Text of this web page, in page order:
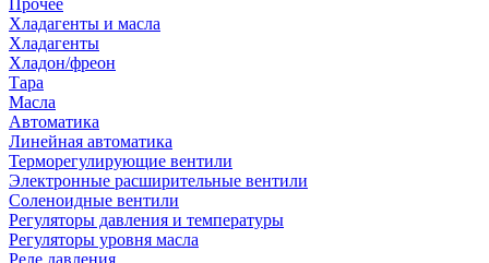
Прочее
Хладагенты и масла
Хладагенты
Хладон/фреон
Тара
Масла
Автоматика
Линейная автоматика
Терморегулирующие вентили
Электронные расширительные вентили
Соленоидные вентили
Регуляторы давления и температуры
Регуляторы уровня масла
Реле давления